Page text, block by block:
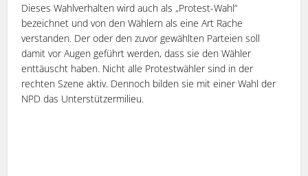
Dieses Wahlverhalten wird auch als „Protest-Wahl“
bezeichnet und von den Wählern als eine Art Rache
verstanden. Der oder den zuvor gewählten Parteien soll
damit vor Augen geführt werden, dass sie den Wähler
enttäuscht haben. Nicht alle Protestwähler sind in der
rechten Szene aktiv. Dennoch bilden sie mit einer Wahl der
NPD das Unterstützermilieu.